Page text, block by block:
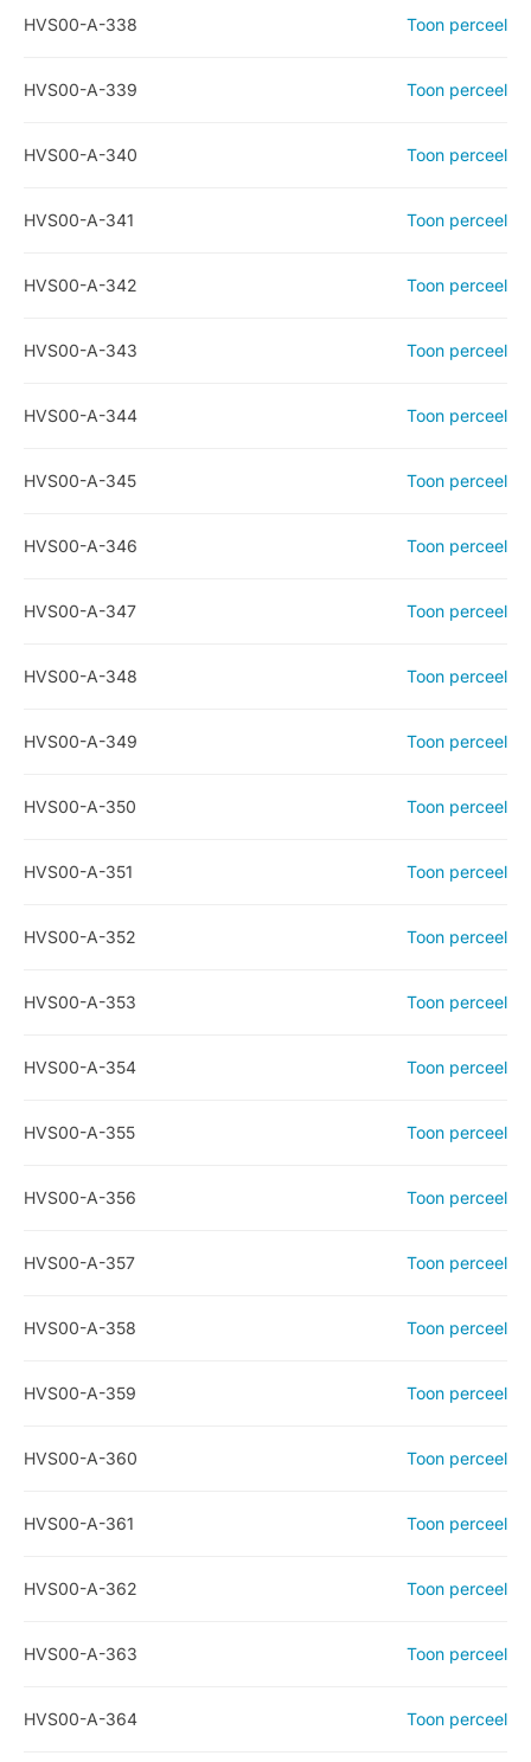
HVS00-A-338 Toon perceel
HVS00-A-339 Toon perceel
HVS00-A-340 Toon perceel
HVS00-A-341 Toon perceel
HVS00-A-342 Toon perceel
HVS00-A-343 Toon perceel
HVS00-A-344 Toon perceel
HVS00-A-345 Toon perceel
HVS00-A-346 Toon perceel
HVS00-A-347 Toon perceel
HVS00-A-348 Toon perceel
HVS00-A-349 Toon perceel
HVS00-A-350 Toon perceel
HVS00-A-351 Toon perceel
HVS00-A-352 Toon perceel
HVS00-A-353 Toon perceel
HVS00-A-354 Toon perceel
HVS00-A-355 Toon perceel
HVS00-A-356 Toon perceel
HVS00-A-357 Toon perceel
HVS00-A-358 Toon perceel
HVS00-A-359 Toon perceel
HVS00-A-360 Toon perceel
HVS00-A-361 Toon perceel
HVS00-A-362 Toon perceel
HVS00-A-363 Toon perceel
HVS00-A-364 Toon perceel